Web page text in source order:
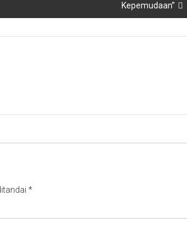
Kepemudaan”
*